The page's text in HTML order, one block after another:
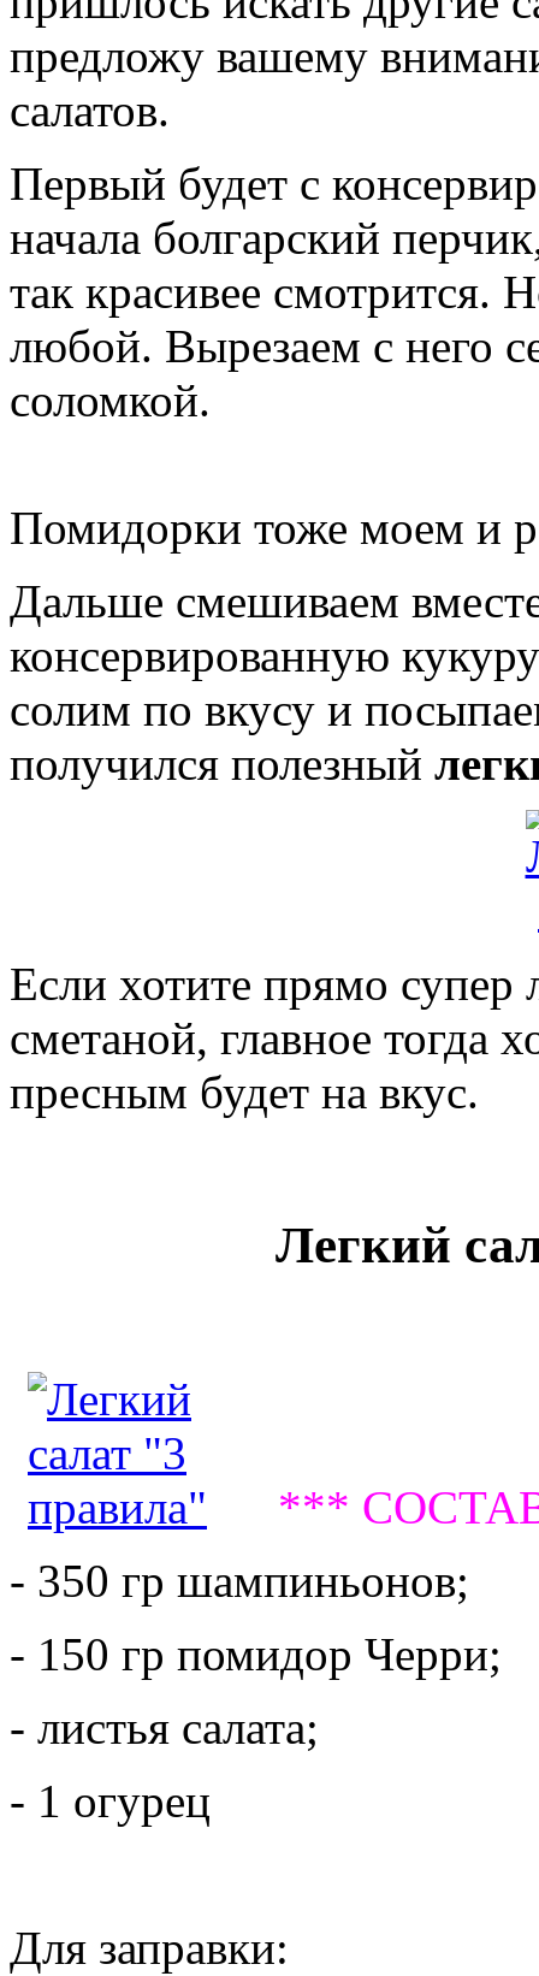
предложу вашему
салатов.
Первый будет с
начала болгарский
так красивее смотрится.
любой. Вырезаем с него
соломкой.
Помидорки тоже моем и
Дальше смешиваем
консервированную
солим по вкусу и
получился полезный
Если хотите прямо супер
сметаной, главное тогда
пресным будет на вкус.
Легкий
***
- 350 гр шампиньонов;
- 150 гр помидор Черри;
- листья салата;
- 1 огурец
Для заправки: